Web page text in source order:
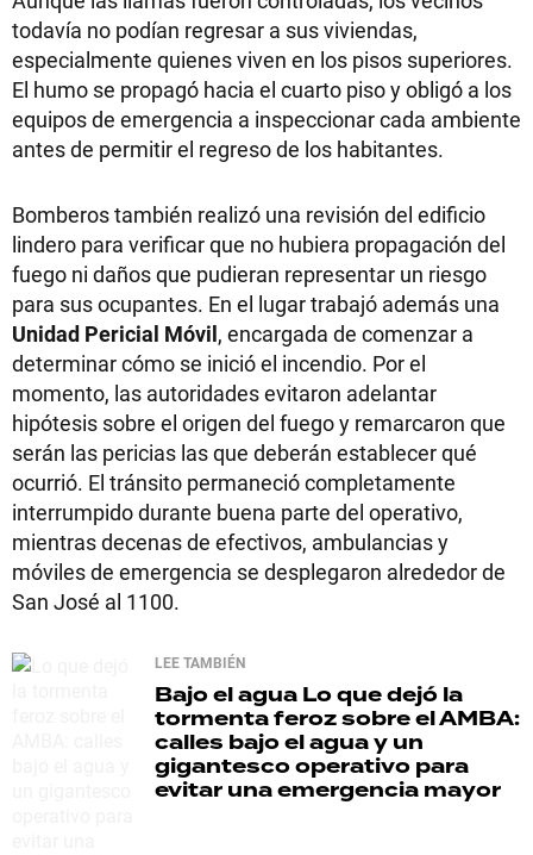
todavía no podían regresar a sus viviendas,
especialmente quienes viven en los pisos superiores.
El humo se propagó hacia el cuarto piso y obligó a los
equipos de emergencia a inspeccionar cada ambiente
antes de permitir el regreso de los habitantes.
Bomberos también realizó una revisión del edificio
lindero para verificar que no hubiera propagación del
fuego ni daños que pudieran representar un riesgo
para sus ocupantes. En el lugar trabajó además una
Unidad Pericial Móvil, encargada de comenzar a
determinar cómo se inició el incendio. Por el
momento, las autoridades evitaron adelantar
hipótesis sobre el origen del fuego y remarcaron que
serán las pericias las que deberán establecer qué
ocurrió. El tránsito permaneció completamente
interrumpido durante buena parte del operativo,
mientras decenas de efectivos, ambulancias y
móviles de emergencia se desplegaron alrededor de
San José al 1100.
LEE TAMBIÉN
Bajo el agua Lo que dejó la
tormenta feroz sobre el AMBA:
calles bajo el agua y un
gigantesco operativo para
evitar una emergencia mayor